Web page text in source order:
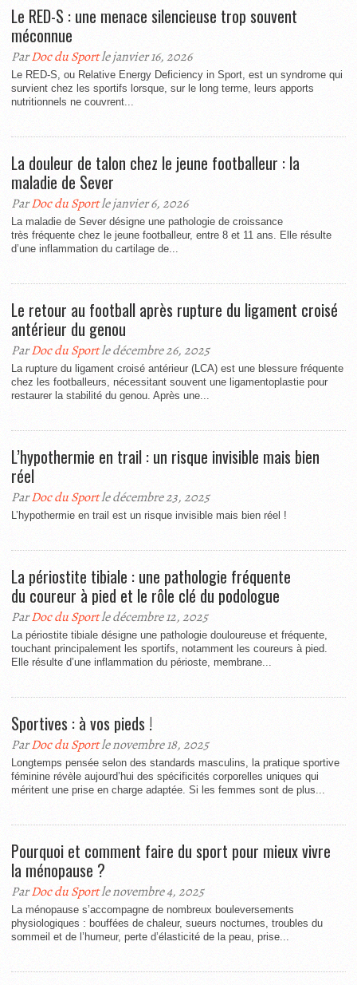
Le RED-S : une menace silencieuse trop souvent
méconnue
ParDoc du Sportle janvier 16, 2026
Le RED-S, ou Relative Energy Deficiency in Sport, est un syndrome qui
survient chez les sportifs lorsque, sur le long terme, leurs apports
nutritionnels ne couvrent...
La douleur de talon chez le jeune footballeur : la
maladie de Sever
ParDoc du Sportle janvier 6, 2026
La maladie de Sever désigne une pathologie de croissance
très fréquente chez le jeune footballeur, entre 8 et 11 ans. Elle résulte
d’une inflammation du cartilage de...
Le retour au football après rupture du ligament croisé
antérieur du genou
ParDoc du Sportle décembre 26, 2025
La rupture du ligament croisé antérieur (LCA) est une blessure fréquente
chez les footballeurs, nécessitant souvent une ligamentoplastie pour
restaurer la stabilité du genou. Après une...
L’hypothermie en trail : un risque invisible mais bien
réel
ParDoc du Sportle décembre 23, 2025
L’hypothermie en trail est un risque invisible mais bien réel !
La périostite tibiale : une pathologie fréquente
du coureur à pied et le rôle clé du podologue
ParDoc du Sportle décembre 12, 2025
La périostite tibiale désigne une pathologie douloureuse et fréquente,
touchant principalement les sportifs, notamment les coureurs à pied.
Elle résulte d’une inflammation du périoste, membrane...
Sportives : à vos pieds !
ParDoc du Sportle novembre 18, 2025
Longtemps pensée selon des standards masculins, la pratique sportive
féminine révèle aujourd’hui des spécificités corporelles uniques qui
méritent une prise en charge adaptée. Si les femmes sont de plus...
Pourquoi et comment faire du sport pour mieux vivre
la ménopause ?
ParDoc du Sportle novembre 4, 2025
La ménopause s’accompagne de nombreux bouleversements
physiologiques : bouffées de chaleur, sueurs nocturnes, troubles du
sommeil et de l’humeur, perte d’élasticité de la peau, prise...